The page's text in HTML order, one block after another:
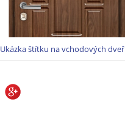
Ukázka štítku na vchodových